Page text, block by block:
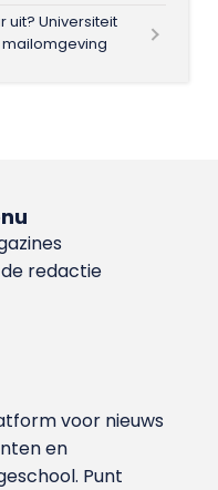
uit? Universiteit
redactie
voor nieuws
en
Punt